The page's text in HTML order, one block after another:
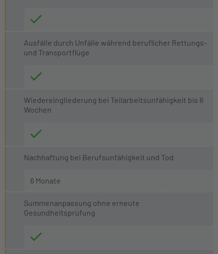
Ausfälle durch Unfälle während beruflicher Rettungs-
und Transportflüge
Wiedereingliederung bei Teilarbeitsunfähigkeit bis 6
Wochen
Nachhaftung bei Berufsunfähigkeit und Tod
6 Monate
Summenanpassung ohne erneute
Gesundheitsprüfung